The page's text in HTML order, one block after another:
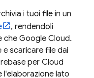
i tuoi file in un
, rendendoli
cheGoogle Cloud.
scaricare file dai
per Cloud
l'elaborazione lato